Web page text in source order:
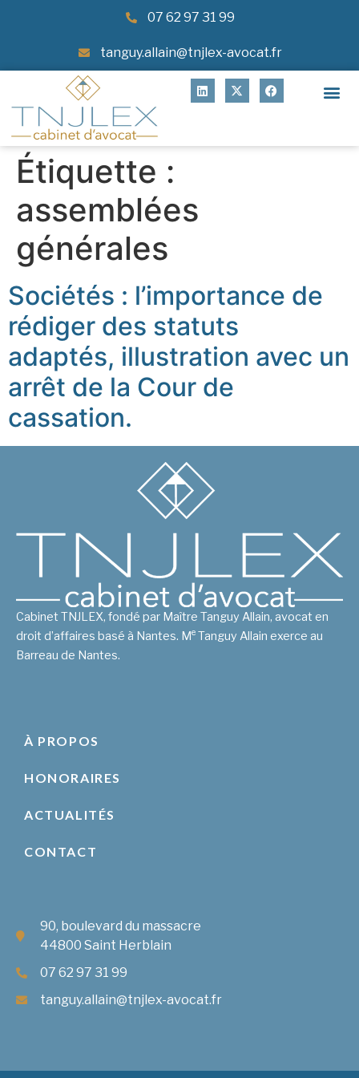
07 62 97 31 99
tanguy.allain@tnjlex-avocat.fr
Étiquette :
assemblées
générales
Sociétés : l’importance de
rédiger des statuts
adaptés, illustration avec un
arrêt de la Cour de
cassation.
Cabinet TNJLEX, fondé par Maître Tanguy Allain, avocat en
droit d’affaires basé à Nantes. Me Tanguy Allain exerce au
Barreau de Nantes.
À PROPOS
HONORAIRES
ACTUALITÉS
CONTACT
90, boulevard du massacre
44800 Saint Herblain
07 62 97 31 99
tanguy.allain@tnjlex-avocat.fr